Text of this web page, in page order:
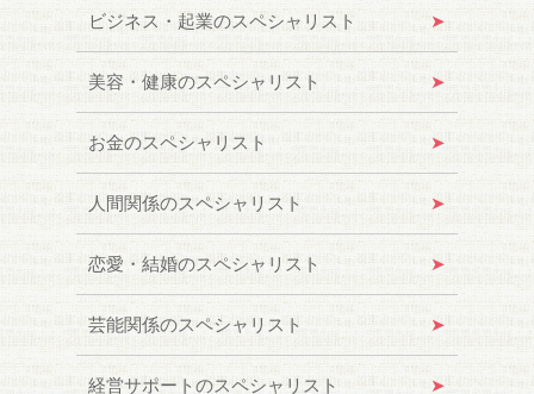
ビジネス・起業のスペシャリスト
美容・健康のスペシャリスト
お金のスペシャリスト
人間関係のスペシャリスト
恋愛・結婚のスペシャリスト
芸能関係のスペシャリスト
経営サポートのスペシャリスト